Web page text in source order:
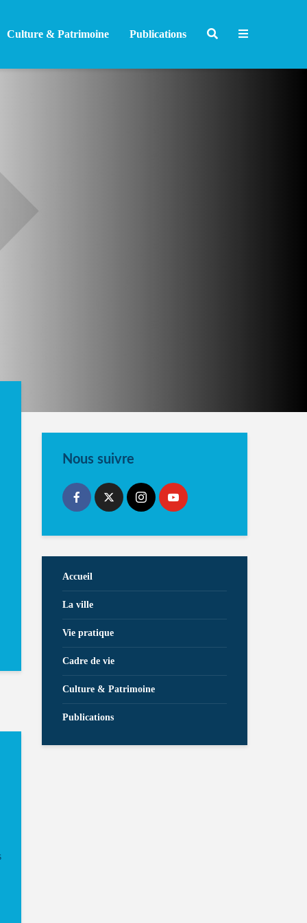
Culture & Patrimoine Publications
Nous suivre
Accueil
La ville
Vie pratique
Cadre de vie
Culture & Patrimoine
Publications